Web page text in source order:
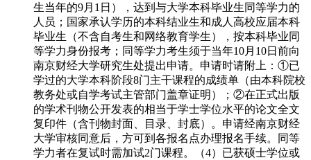
生当年的9月1日），达到与大学本科毕业生同等学力的
人员；国家承认学历的本科结业生和成人高校应届本科
毕业生（不含自考生和网络教育学生），按本科毕业同
等学力身份报考；同等学力考生须于当年10月10日前向
南京财经大学研究生处提出申请。申请时请附上：①已
学过的大学本科阶段8门主干课程的成绩单（由本科院校
教务处或自学考试主管部门盖章证明）；②在正式出版
的学术刊物公开发表的相当于学士学位水平的论文全文
复印件（含刊物封面、目录、封底）。申请经南京财经
大学审核同意后，方可到各报名点办理报名手续。同等
学力者在复试时需加试2门课程。（4）已获硕士学位或